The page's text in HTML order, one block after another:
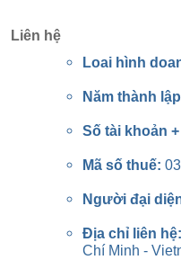
Liên hệ
Loai hình
Năm thành
Số tài khoản
Mã số thuế:
Người đại
Địa chỉ liên
Chí Minh -